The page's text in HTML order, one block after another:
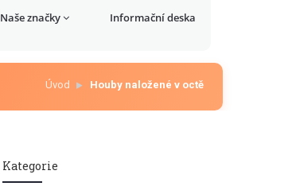
Naše značky Informační deska
Úvod Houby naložené v octě
Kategorie